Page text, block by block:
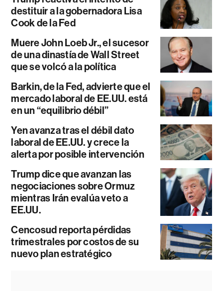
destituir a la gobernadora Lisa
Cook de la Fed
Muere John Loeb Jr., el sucesor
de una dinastía de Wall Street
que se volcó a la política
Barkin, de la Fed, advierte que el
mercado laboral de EE.UU. está
en un “equilibrio débil”
Yen avanza tras el débil dato
laboral de EE.UU. y crece la
alerta por posible intervención
Trump dice que avanzan las
negociaciones sobre Ormuz
mientras Irán evalúa veto a
EE.UU.
Cencosud reporta pérdidas
trimestrales por costos de su
nuevo plan estratégico